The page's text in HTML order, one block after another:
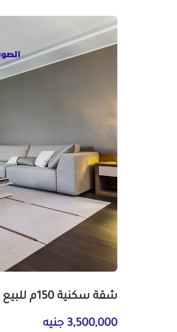
شقة سكنية 150م للبيع بالتقسيط بالتجمع الخامس الشويفات القاهرة
3,500,000 جنيه